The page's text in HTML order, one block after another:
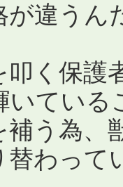
が違うん
く保護
いている
補う為、
替わって